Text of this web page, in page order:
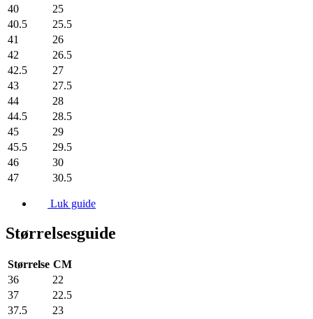
40
25
40.5
25.5
41
26
42
26.5
42.5
27
43
27.5
44
28
44.5
28.5
45
29
45.5
29.5
46
30
47
30.5
Luk guide
Størrelsesguide
Størrelse CM
36
22
37
22.5
37.5
23